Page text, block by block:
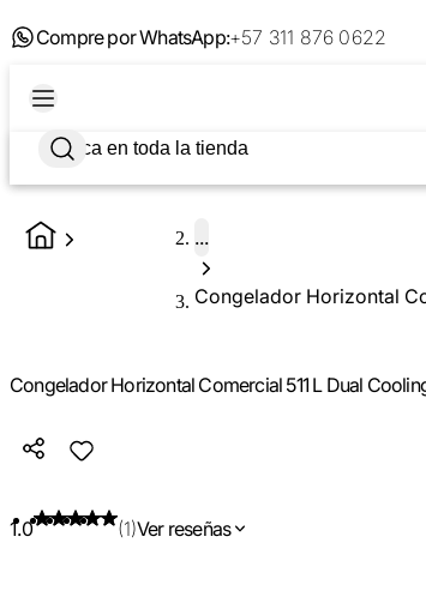
Compre por WhatsApp:+57 311 876 0622
...
Congelador Horizontal
Congelador Horizontal Comercial 511 L Dual
1.0 (1)Ver reseñas